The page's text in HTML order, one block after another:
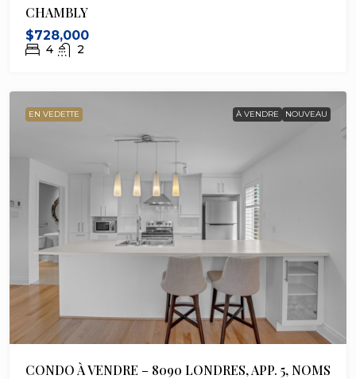
CHAMBLY
$728,000
4 2
EN VEDETTE À VENDRE NOUVEAU
CONDO À VENDRE – 8090 LONDRES, APP. 5, NOMS